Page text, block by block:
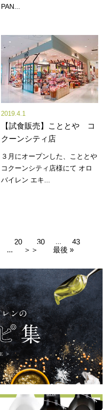
PAN...
2019.4.1
【試食販売】こととや コ
クーンシティ店
３月にオープンした、こととや
コクーンシティ店様にて オロ
バイレン エキ...
20 30 ...
43
... ＞＞ 最後 »